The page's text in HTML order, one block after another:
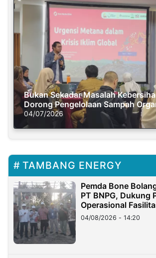
Bukan Sekadar Masalah
Dorong Pengelolaan Sampah
Solusi Krisis Iklim
04/07/2026
TAMBANG ENERGY
Pemda Bone
PT BNPG, Dukung
Operasional
04/08/2026 - 14:20